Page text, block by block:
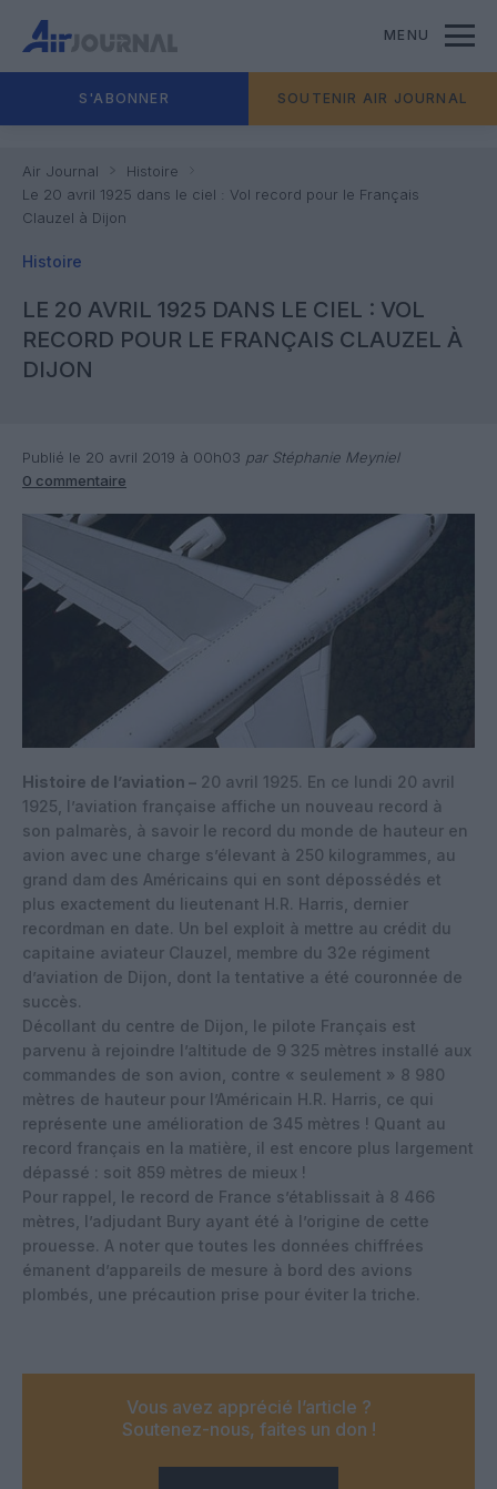
MENU
S'ABONNER SOUTENIR AIR JOURNAL
Air Journal
Histoire
Le 20 avril 1925 dans le ciel : Vol record pour le Français
Clauzel à Dijon
Histoire
LE 20 AVRIL 1925 DANS LE CIEL : VOL
RECORD POUR LE FRANÇAIS CLAUZEL À
DIJON
Publié le 20 avril 2019 à 00h03 par Stéphanie Meyniel
0 commentaire
Histoire de l’aviation – 20 avril 1925. En ce lundi 20 avril
1925, l’aviation française affiche un nouveau record à
son palmarès, à savoir le record du monde de hauteur en
avion avec une charge s’élevant à 250 kilogrammes, au
grand dam des Américains qui en sont dépossédés et
plus exactement du lieutenant H.R. Harris, dernier
recordman en date. Un bel exploit à mettre au crédit du
capitaine aviateur Clauzel, membre du 32e régiment
d’aviation de Dijon, dont la tentative a été couronnée de
succès.
Décollant du centre de Dijon, le pilote Français est
parvenu à rejoindre l’altitude de 9 325 mètres installé aux
commandes de son avion, contre « seulement » 8 980
mètres de hauteur pour l’Américain H.R. Harris, ce qui
représente une amélioration de 345 mètres ! Quant au
record français en la matière, il est encore plus largement
dépassé : soit 859 mètres de mieux !
Pour rappel, le record de France s’établissait à 8 466
mètres, l’adjudant Bury ayant été à l’origine de cette
prouesse. A noter que toutes les données chiffrées
émanent d’appareils de mesure à bord des avions
plombés, une précaution prise pour éviter la triche.
Vous avez apprécié l’article ?
Soutenez-nous, faites un don !